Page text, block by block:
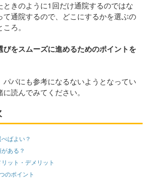
ときのように1回だけ通院するのではな
て通院するので、どこにするかを選ぶの
ろ。
びをスムーズに進めるためのポイントを
パパにも参考になるないようとなってい
読んでみてください。
ばよい？
ある？
ット・デメリット
のポイント